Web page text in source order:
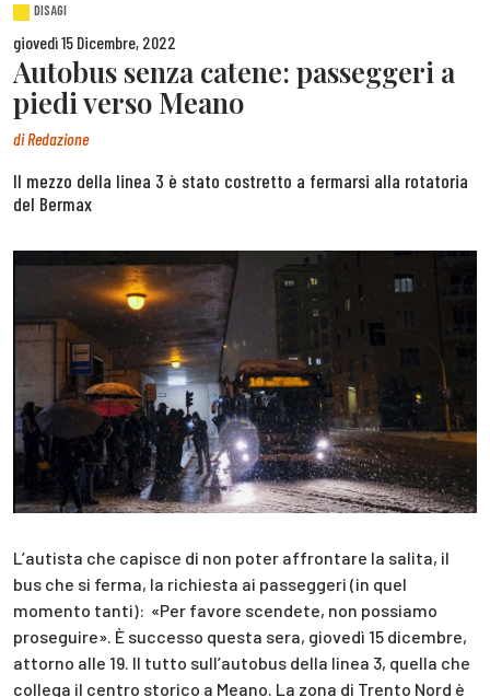
DISAGI
giovedì 15 Dicembre, 2022
Autobus senza catene: passeggeri a
piedi verso Meano
diRedazione
Il mezzo della linea 3 è stato costretto a fermarsi alla rotatoria
del Bermax
L’autista che capisce di non poter affrontare la salita, il
bus che si ferma, la richiesta ai passeggeri (in quel
momento tanti): «Per favore scendete, non possiamo
proseguire». È successo questa sera, giovedì 15 dicembre,
attorno alle 19. Il tutto sull’autobus della linea 3, quella che
collega il centro storico a Meano. La zona di Trento Nord è